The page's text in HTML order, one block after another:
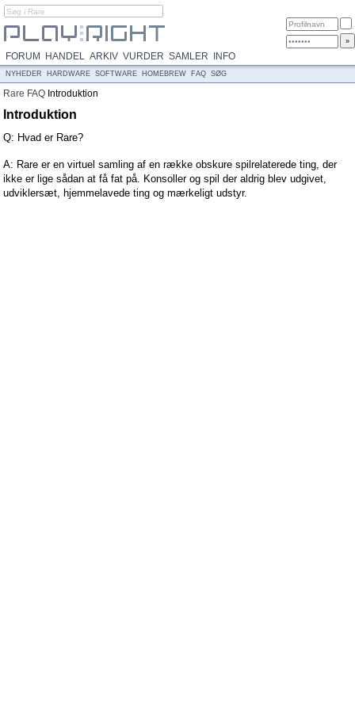
FORUM HANDEL ARKIV VURDER SAMLER INFO
NYHEDER HARDWARE SOFTWARE HOMEBREW FAQ SØG
Rare FAQ Introduktion
Introduktion
Q: Hvad er Rare?
A: Rare er en virtuel samling af en række obskure spilrelaterede ting, der
ikke er lige sådan at få fat på. Konsoller og spil der aldrig blev udgivet,
udviklersæt, hjemmelavede ting og mærkeligt udstyr.